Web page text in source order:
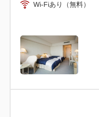
Wi-Fiあり（無料）